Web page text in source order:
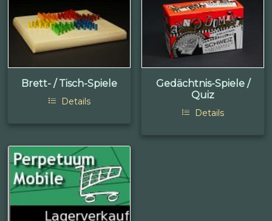
Brett- / Tisch-Spiele
Details
Gedächtnis-Spiele /
Quiz
Details